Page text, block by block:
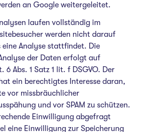
an Google weitergeleitet.
laufen vollständig im
werden nicht darauf
eine Analyse stattfindet. Die
der Daten erfolgt auf
6 Abs. 1 Satz 1 lit. f DSGVO. Der
ein berechtigtes Interesse daran,
vor missbräuchlicher
und vor SPAM zu schützen.
Einwilligung abgefragt
eine Einwilligung zur Speicherung